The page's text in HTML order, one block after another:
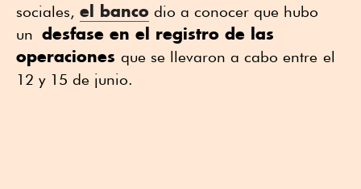
sociales, el banco dio a conocer que hubo
un desfase en el registro de las
operaciones que se llevaron a cabo entre el
12 y 15 de junio.